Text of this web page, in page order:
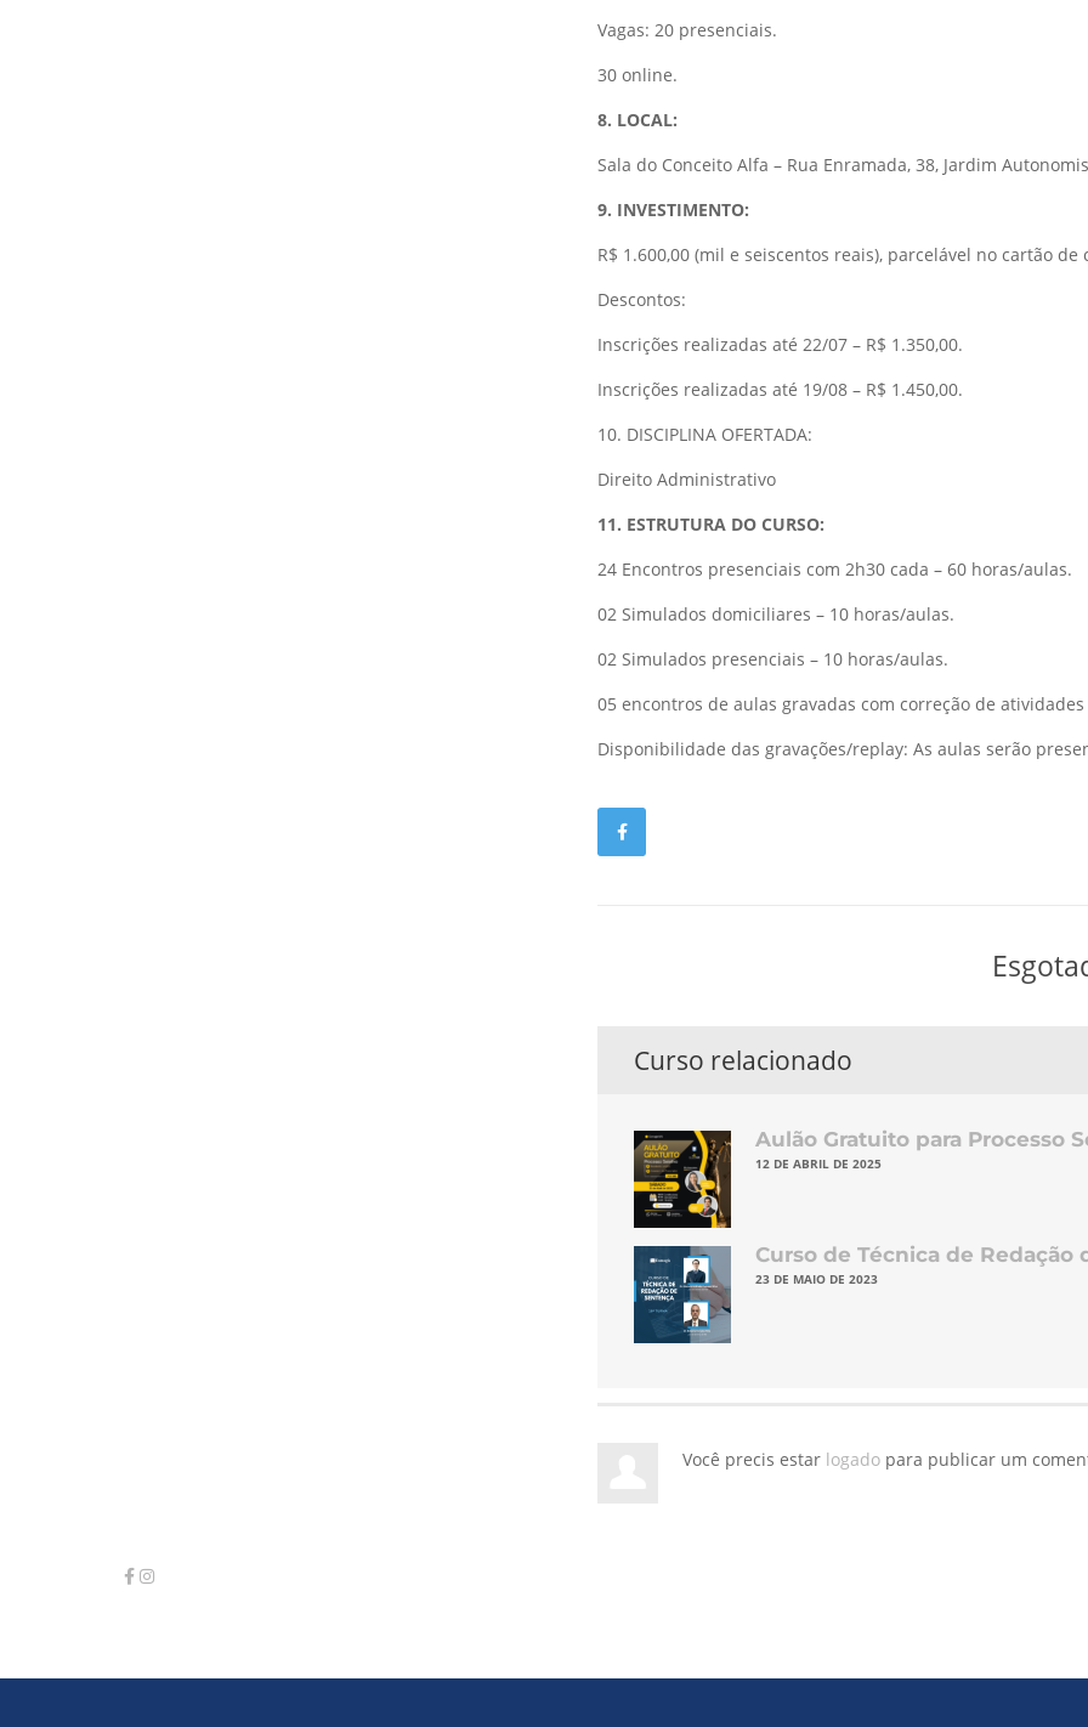
Vagas: 20 presenciais.
30 online.
8. LOCAL:
Sala do Conceito Alfa – Rua Enramada, 38, Jardim
9. INVESTIMENTO:
R$ 1.600,00 (mil e seiscentos reais), parcelável no cartão de
Descontos:
Inscrições realizadas até 22/07 – R$ 1.350,00.
Inscrições realizadas até 19/08 – R$ 1.450,00.
10. DISCIPLINA OFERTADA:
Direito Administrativo
11. ESTRUTURA DO CURSO:
24 Encontros presenciais com 2h30 cada – 60 horas/aulas.
02 Simulados domiciliares – 10 horas/aulas.
02 Simulados presenciais – 10 horas/aulas.
05 encontros de aulas gravadas com correção de
Disponibilidade das gravações/replay: As aulas serão
Curso relacionado
Aulão Gratuito para Processo
12 DE ABRIL DE 2025
Curso de Técnica de Redação
23 DE MAIO DE 2023
Você precis estar logado para publicar um